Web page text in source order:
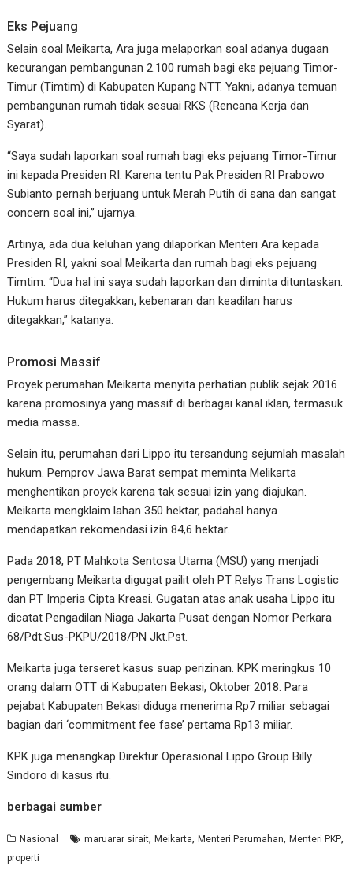
Eks Pejuang
Selain soal Meikarta, Ara juga melaporkan soal adanya dugaan
kecurangan pembangunan 2.100 rumah bagi eks pejuang Timor-
Timur (Timtim) di Kabupaten Kupang NTT. Yakni, adanya temuan
pembangunan rumah tidak sesuai RKS (Rencana Kerja dan
Syarat).
“Saya sudah laporkan soal rumah bagi eks pejuang Timor-Timur
ini kepada Presiden RI. Karena tentu Pak Presiden RI Prabowo
Subianto pernah berjuang untuk Merah Putih di sana dan sangat
concern soal ini,” ujarnya.
Artinya, ada dua keluhan yang dilaporkan Menteri Ara kepada
Presiden RI, yakni soal Meikarta dan rumah bagi eks pejuang
Timtim. “Dua hal ini saya sudah laporkan dan diminta dituntaskan.
Hukum harus ditegakkan, kebenaran dan keadilan harus
ditegakkan,” katanya.
Promosi Massif
Proyek perumahan Meikarta menyita perhatian publik sejak 2016
karena promosinya yang massif di berbagai kanal iklan, termasuk
media massa.
Selain itu, perumahan dari Lippo itu tersandung sejumlah masalah
hukum. Pemprov Jawa Barat sempat meminta Melikarta
menghentikan proyek karena tak sesuai izin yang diajukan.
Meikarta mengklaim lahan 350 hektar, padahal hanya
mendapatkan rekomendasi izin 84,6 hektar.
Pada 2018, PT Mahkota Sentosa Utama (MSU) yang menjadi
pengembang Meikarta digugat pailit oleh PT Relys Trans Logistic
dan PT Imperia Cipta Kreasi. Gugatan atas anak usaha Lippo itu
dicatat Pengadilan Niaga Jakarta Pusat dengan Nomor Perkara
68/Pdt.Sus-PKPU/2018/PN Jkt.Pst.
Meikarta juga terseret kasus suap perizinan. KPK meringkus 10
orang dalam OTT di Kabupaten Bekasi, Oktober 2018. Para
pejabat Kabupaten Bekasi diduga menerima Rp7 miliar sebagai
bagian dari ‘commitment fee fase’ pertama Rp13 miliar.
KPK juga menangkap Direktur Operasional Lippo Group Billy
Sindoro di kasus itu.
berbagai sumber
Nasional maruarar sirait,Meikarta,Menteri Perumahan,Menteri PKP,
properti